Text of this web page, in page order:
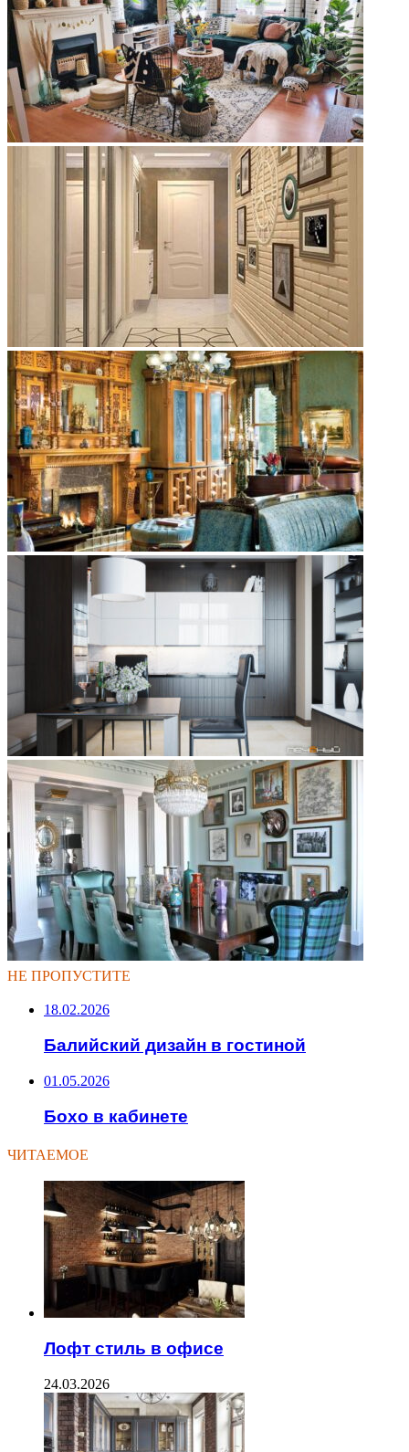
НЕ ПРОПУСТИТЕ
18.02.2026
Балийский дизайн в гостиной
01.05.2026
Бохо в кабинете
ЧИТАЕМОЕ
Лофт стиль в офисе
24.03.2026